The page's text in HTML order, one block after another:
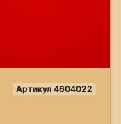
Артикул 4604022